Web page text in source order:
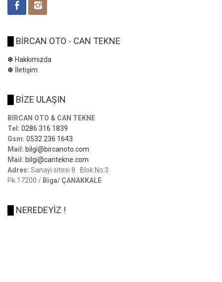
BİRCAN OTO - CAN TEKNE
✽ Hakkımızda
✽ İletişim
BİZE ULAŞIN
BİRCAN OTO & CAN TEKNE
Tel: 0286 316 1839
Gsm: 0532 236 1643
Mail: bilgi@bircanoto.com
Mail: bilgi@cantekne.com
Adres: Sanayi sitesi 8 . Blok No:3
Pk.17200 / Biga/ ÇANAKKALE
NEREDEYİZ !